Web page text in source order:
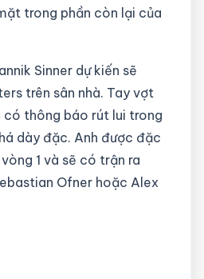
trong phần còn lại của
Sinner dự kiến sẽ
trên sân nhà. Tay vợt
có thông báo rút lui trong
dày đặc. Anh được đặc
1 và sẽ có trận ra
Ofner hoặc Alex